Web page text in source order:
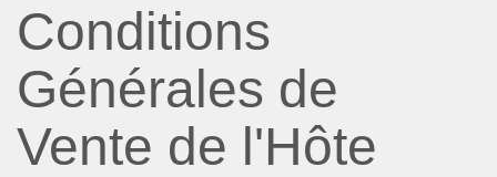
Conditions
Générales de
Vente de l'Hôte